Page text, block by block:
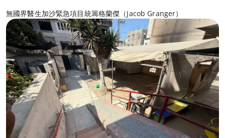
無國界醫生加沙緊急項目統籌格蘭傑（Jacob Granger）